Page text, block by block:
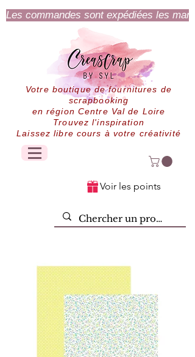
Les commandes sont expédiées les
Votre boutique de fournitures de
scrapbooking
en région Centre Val de Loire
Trouvez l'inspiration
Laissez libre cours à votre créativité
Voir les points